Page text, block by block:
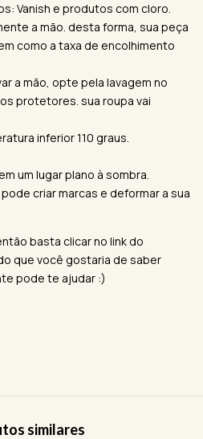
Vanish e produtos com cloro.
a mão. desta forma, sua peça
como a taxa de encolhimento
a mão, opte pela lavagem no
protetores. sua roupa vai
inferior 110 graus.
um lugar plano à sombra.
criar marcas e deformar a sua
basta clicar no link do
que você gostaria de saber
pode te ajudar :)
similares